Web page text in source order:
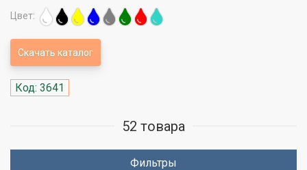
Цвет:
Скачать каталог
Код: 3641
52 товара
Фильтры